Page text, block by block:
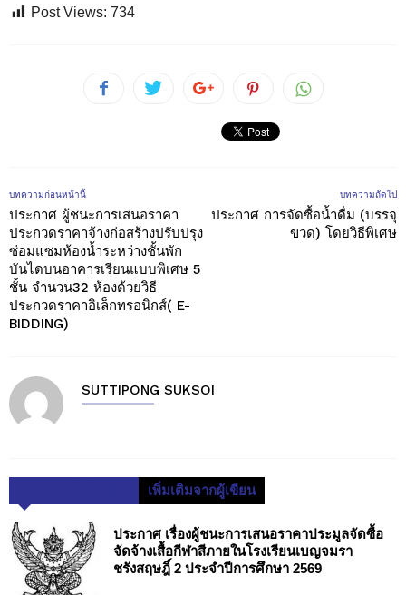
Post Views: 734
บทความก่อนหน้านี้
ประกาศ ผู้ชนะการเสนอราคา
ประกวดราคาจ้างก่อสร้างปรับปรุง
ซ่อมแซมห้องน้ำระหว่างชั้นพัก
บันไดบนอาคารเรียนแบบพิเศษ 5
ชั้น จำนวน32 ห้องด้วยวิธี
ประกวดราคาอิเล็กทรอนิกส์( E-
BIDDING)
บทความถัดไป
ประกาศ การจัดซื้อน้ำดื่ม (บรรจุ
ขวด) โดยวิธีพิเศษ
SUTTIPONG SUKSOI
เพิ่มเติมจากผู้เขียน
ประกาศ เรื่องผู้ชนะการเสนอราคาประมูลจัดซื้อ
จัดจ้างเสื้อกีฬาสีภายในโรงเรียนเบญจมรา
ชรังสฤษฎิ์ 2 ประจำปีการศึกษา 2569